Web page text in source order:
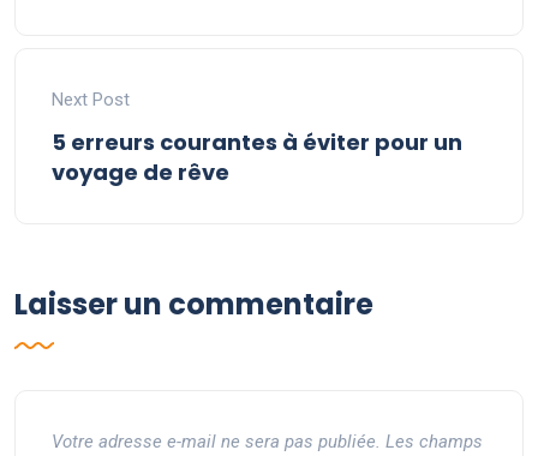
Next Post
5 erreurs courantes à éviter pour un
voyage de rêve
Laisser un commentaire
Votre adresse e-mail ne sera pas publiée. Les champs